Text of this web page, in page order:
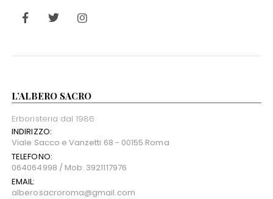
L’ALBERO SACRO
Erboristeria dal 1986
INDIRIZZO:
Viale Sacco e Vanzetti 68 - 00155 Roma
TELEFONO:
064064998 / Mob. 3921117976
EMAIL:
alberosacroroma@gmail.com